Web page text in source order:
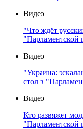
Видео
"Что ждёт
"Парламентской
Видео
"Украина:
стол в
Видео
Кто развяжет
"Парламентской